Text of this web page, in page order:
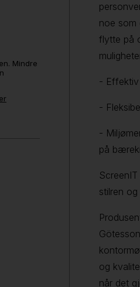
Mindre
noe som
flytte på
- Effektiv
-
-
på
stilren
og
når det